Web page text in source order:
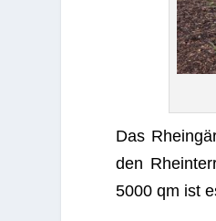
Das
den
5000 qm ist